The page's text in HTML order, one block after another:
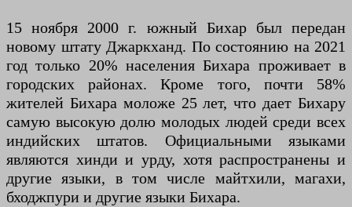
15 ноября 2000 г. южный Бихар был передан
новому штату Джаркханд. По состоянию на 2021
год только 20% населения Бихара проживает в
городских районах. Кроме того, почти 58%
жителей Бихара моложе 25 лет, что дает Бихару
самую высокую долю молодых людей среди всех
индийских штатов. Официальными языками
являются хинди и урду, хотя распространены и
другие языки, в том числе майтхили, магахи,
бходжпури и другие языки Бихара.